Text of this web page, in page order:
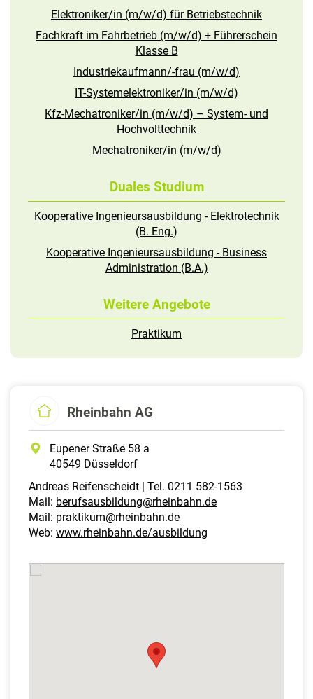
Elektroniker/in (m/w/d) für Betriebstechnik
Fachkraft im Fahrbetrieb (m/w/d) + Führerschein
Klasse B
Industriekaufmann/-frau (m/w/d)
IT-Systemelektroniker/in (m/w/d)
Kfz-Mechatroniker/in (m/w/d) – System- und
Hochvolttechnik
Mechatroniker/in (m/w/d)
Duales Studium
Kooperative Ingenieursausbildung - Elektrotechnik
(B. Eng.)
Kooperative Ingenieursausbildung - Business
Administration (B.A.)
Weitere Angebote
Praktikum
Rheinbahn AG
Eupener Straße 58 a
40549 Düsseldorf
Andreas Reifenscheidt | Tel. 0211 582-1563
Mail: berufsausbildung@rheinbahn.de
Mail: praktikum@rheinbahn.de
Web: www.rheinbahn.de/ausbildung